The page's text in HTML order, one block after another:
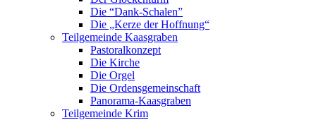
Die “Dank-Schalen”
Die „Kerze der Hoffnung“
Teilgemeinde Kaasgraben
Pastoralkonzept
Die Kirche
Die Orgel
Die Ordensgemeinschaft
Panorama-Kaasgraben
Teilgemeinde Krim